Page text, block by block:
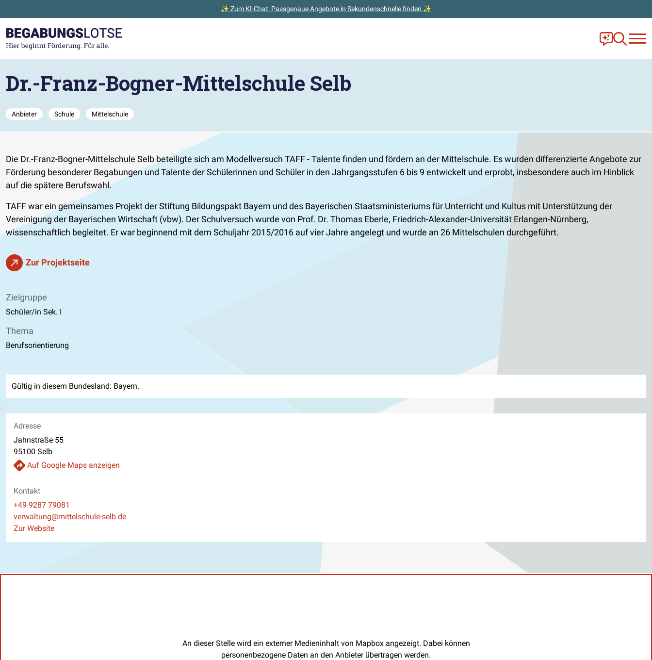
✨ Zum KI-Chat: Passgenaue Angebote in Sekundenschnelle finden ✨
Zur Startseite gehen
Frag Ella!
Zur
Dr.-Franz-Bogner-Mittelschule Selb
Anbieter Schule Mittelschule
Die Dr.-Franz-Bogner-Mittelschule Selb beteiligte sich am Modellversuch TAFF - Talente finden und fördern an der Mittelschule. Es wurden differenzierte Angebote zur
Förderung besonderer Begabungen und Talente der Schülerinnen und Schüler in den Jahrgangsstufen 6 bis 9 entwickelt und erprobt, insbesondere auch im Hinblick
auf die spätere Berufswahl.
TAFF war ein gemeinsames Projekt der Stiftung Bildungspakt Bayern und des Bayerischen Staatsministeriums für Unterricht und Kultus mit Unterstützung der
Vereinigung der Bayerischen Wirtschaft (vbw). Der Schulversuch wurde von Prof. Dr. Thomas Eberle, Friedrich-Alexander-Universität Erlangen-Nürnberg,
wissenschaftlich begleitet. Er war beginnend mit dem Schuljahr 2015/2016 auf vier Jahre angelegt und wurde an 26 Mittelschulen durchgeführt.
Zur Projektseite
Zielgruppe
Schüler/in Sek. I
Thema
Berufsorientierung
Gültig in diesem Bundesland: Bayern.
Adresse
Jahnstraße 55
95100 Selb
Auf Google Maps anzeigen
Kontakt
Telefon
+49 9287 79081
E-Mail
verwaltung@mittelschule-selb.de
Website
Zur Website
An dieser Stelle wird ein externer Medieninhalt von Mapbox angezeigt. Dabei können
personenbezogene Daten an den Anbieter übertragen werden.